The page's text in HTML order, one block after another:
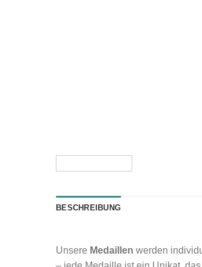
BESCHREIBUNG
Unsere Medaillen werden